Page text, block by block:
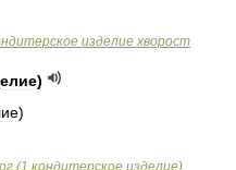
изделие хворост
)
)
(1.кондитерское изделие)